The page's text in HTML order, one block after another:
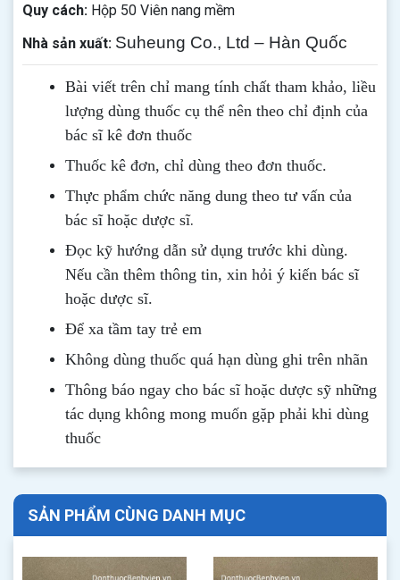
Quy cách: Hộp 50 Viên nang mềm
Nhà sản xuất: Suheung Co., Ltd – Hàn Quốc
Bài viết trên chỉ mang tính chất tham khảo, liều
lượng dùng thuốc cụ thể nên theo chỉ định của
bác sĩ kê đơn thuốc
Thuốc kê đơn, chỉ dùng theo đơn thuốc.
Thực phẩm chức năng dung theo tư vấn của
bác sĩ hoặc dược sĩ.
Đọc kỹ hướng dẫn sử dụng trước khi dùng.
Nếu cần thêm thông tin, xin hỏi ý kiến bác sĩ
hoặc dược sĩ.
Để xa tầm tay trẻ em
Không dùng thuốc quá hạn dùng ghi trên nhãn
Thông báo ngay cho bác sĩ hoặc dược sỹ những
tác dụng không mong muốn gặp phải khi dùng
thuốc
SẢN PHẨM CÙNG DANH MỤC